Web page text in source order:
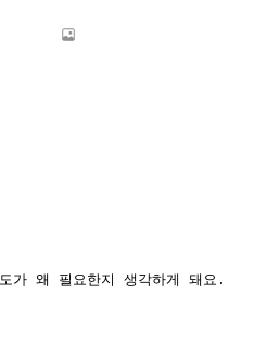
가 왜 필요한지 생각하게 돼요.